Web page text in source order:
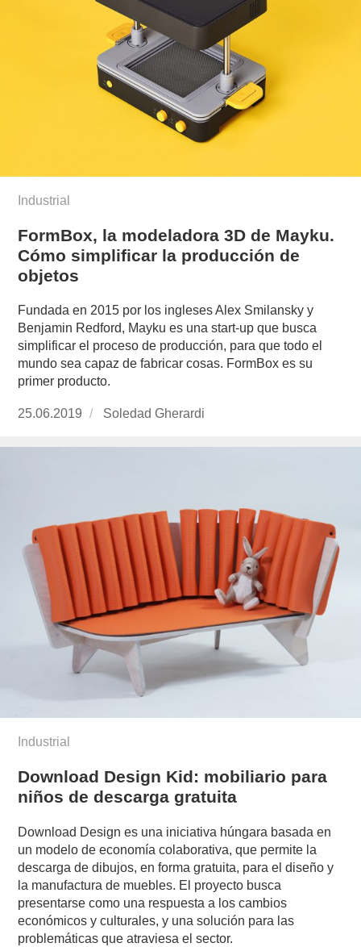
Industrial
FormBox, la modeladora 3D de Mayku.
Cómo simplificar la producción de
objetos
Fundada en 2015 por los ingleses Alex Smilansky y
Benjamin Redford, Mayku es una start-up que busca
simplificar el proceso de producción, para que todo el
mundo sea capaz de fabricar cosas. FormBox es su
primer producto.
Publicado
25.06.2019
https://www.experimenta.es/author/soledad-
Soledad Gherardi
Industrial
Download Design Kid: mobiliario para
niños de descarga gratuita
Download Design es una iniciativa húngara basada en
un modelo de economía colaborativa, que permite la
descarga de dibujos, en forma gratuita, para el diseño y
la manufactura de muebles. El proyecto busca
presentarse como una respuesta a los cambios
económicos y culturales, y una solución para las
problemáticas que atraviesa el sector.